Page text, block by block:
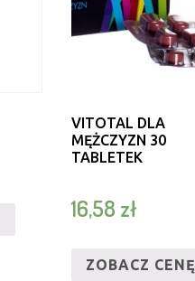
VITOTAL DLA
MĘŻCZYZN 30
TABLETEK
16,58 zł
ZOBACZ CENĘ